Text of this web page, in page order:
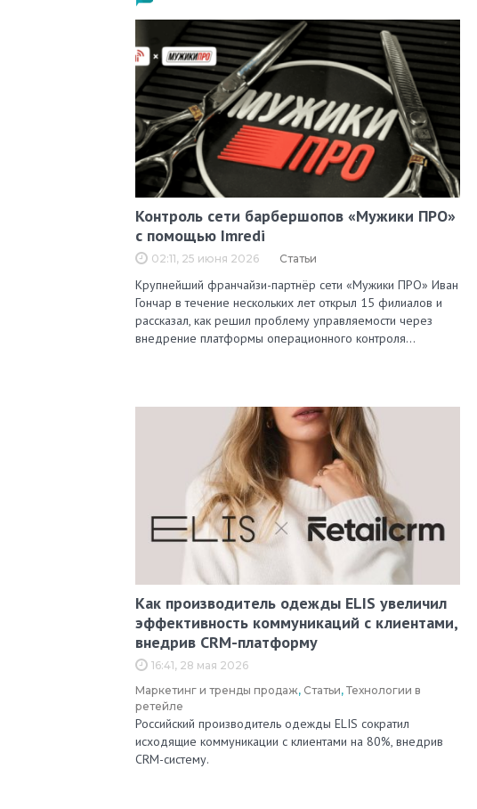
Контроль сети барбершопов «Мужики ПРО»
с помощью Imredi
02:11, 25 июня 2026 Статьи
Крупнейший франчайзи-партнёр сети «Мужики ПРО» Иван
Гончар в течение нескольких лет открыл 15 филиалов и
рассказал, как решил проблему управляемости через
внедрение платформы операционного контроля…
Как производитель одежды ELIS увеличил
эффективность коммуникаций с клиентами,
внедрив CRM-платформу
16:41, 28 мая 2026
Маркетинг и тренды продаж, Статьи, Технологии в
ретейле
Российский производитель одежды ELIS сократил
исходящие коммуникации с клиентами на 80%, внедрив
CRM-систему.